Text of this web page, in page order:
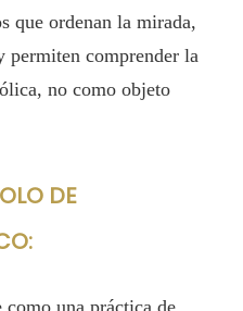
que ordenan la mirada,
permiten comprender la
no como objeto
DE
una práctica de